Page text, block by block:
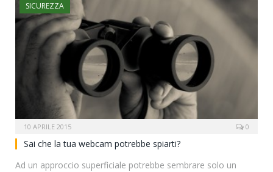
SICUREZZA
10 APRILE 2015 0
Sai che la tua webcam potrebbe spiarti?
Ad un approccio superficiale potrebbe sembrare solo un